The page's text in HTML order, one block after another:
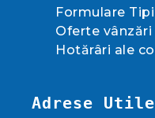
Formulare
Oferte
Hotărâri ale
Adrese Utile